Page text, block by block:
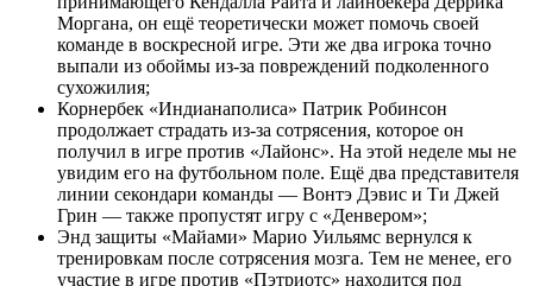
Моргана, он ещё теоретически может помочь своей
команде в воскресной игре. Эти же два игрока точно
выпали из обоймы из-за повреждений подколенного
сухожилия;
Корнербек «Индианаполиса» Патрик Робинсон
продолжает страдать из-за сотрясения, которое он
получил в игре против «Лайонс». На этой неделе мы не
увидим его на футбольном поле. Ещё два представителя
линии секондари команды — Вонтэ Дэвис и Ти Джей
Грин — также пропустят игру с «Денвером»;
Энд защиты «Майами» Марио Уильямс вернулся к
тренировкам после сотрясения мозга. Тем не менее, его
участие в игре против «Пэтриотс» находится под